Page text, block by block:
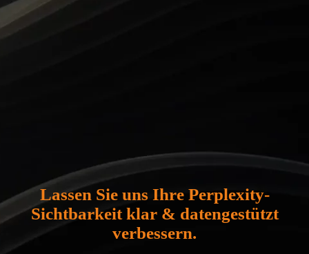
Lassen Sie uns Ihre Perplexity-
Sichtbarkeit klar & datengestützt
verbessern.